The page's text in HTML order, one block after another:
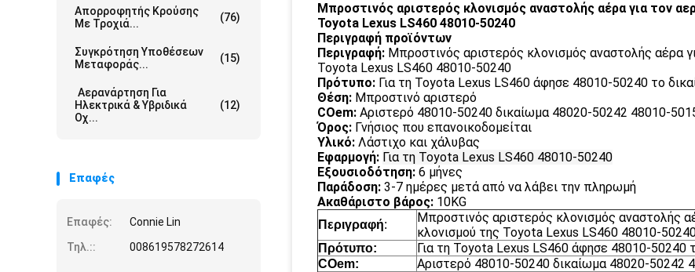
Απορροφητής Κρούσης
Με Τροχιά...
(76)
Συγκρότηση Υποθέσεων
Μεταφοράς...
(15)
Αερανάρτηση Για
Ηλεκτρικά & Υβριδικά
Οχ...
(12)
Επαφές
Επαφές:
Connie Lin
Τηλ.::
008619578272614
Μπροστινός αριστερός κλονισμός αναστολής αέρα για τον
Toyota Lexus LS460 48010-50240
Περιγραφή προϊόντων
Περιγραφή: Μπροστινός αριστερός κλονισμός αναστολής αέρα
Toyota Lexus LS460 48010-50240
Πρότυπο: Για τη Toyota Lexus LS460 άφησε 48010-50240 το
Θέση: Μπροστινό αριστερό
COem: Αριστερό 48010-50240 δικαίωμα 48020-50242 48010-
Όρος: Γνήσιος που επανοικοδομείται
Υλικό: Λάστιχο και χάλυβας
Εφαρμογή: Για τη Toyota Lexus LS460 48010-50240
Εξουσιοδότηση: 6 μήνες
Παράδοση: 3-7 ημέρες μετά από να λάβει την πληρωμή
Ακαθάριστο βάρος: 10KG
Περιγραφή:
Μπροστινός αριστερός κλονισμός αναστολής
κλονισμού της Toyota Lexus LS460 48010-
Πρότυπο: Για τη Toyota Lexus LS460 άφησε 48010-50240
COem: Αριστερό 48010-50240 δικαίωμα 48020-50242